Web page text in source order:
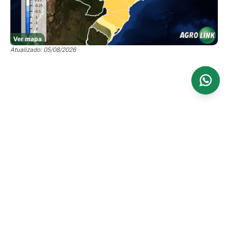
Ver mapa
Atualizado: 05/08/2026